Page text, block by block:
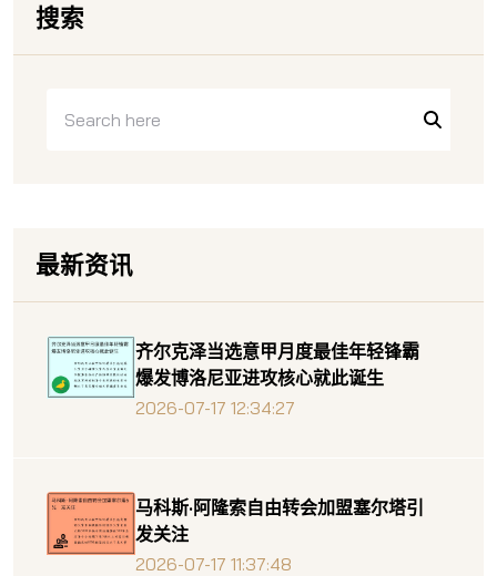
搜索
最新资讯
齐尔克泽当选意甲月度最佳年轻锋霸
爆发博洛尼亚进攻核心就此诞生
2026-07-17 12:34:27
马科斯·阿隆索自由转会加盟塞尔塔引
发关注
2026-07-17 11:37:48